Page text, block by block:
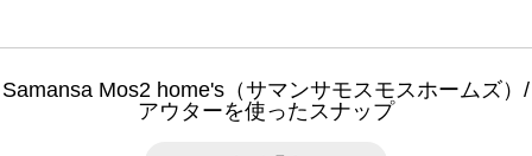
Samansa Mos2 home's（サマンサモスモスホームズ）/
アウターを使ったスナップ